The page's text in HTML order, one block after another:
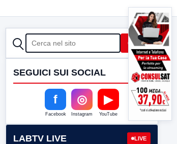
CERCA Cerca
SEGUICI SUI SOCIAL
f
Facebook
◎
Instagram
▶
YouTube
LABTV LIVE LIVE